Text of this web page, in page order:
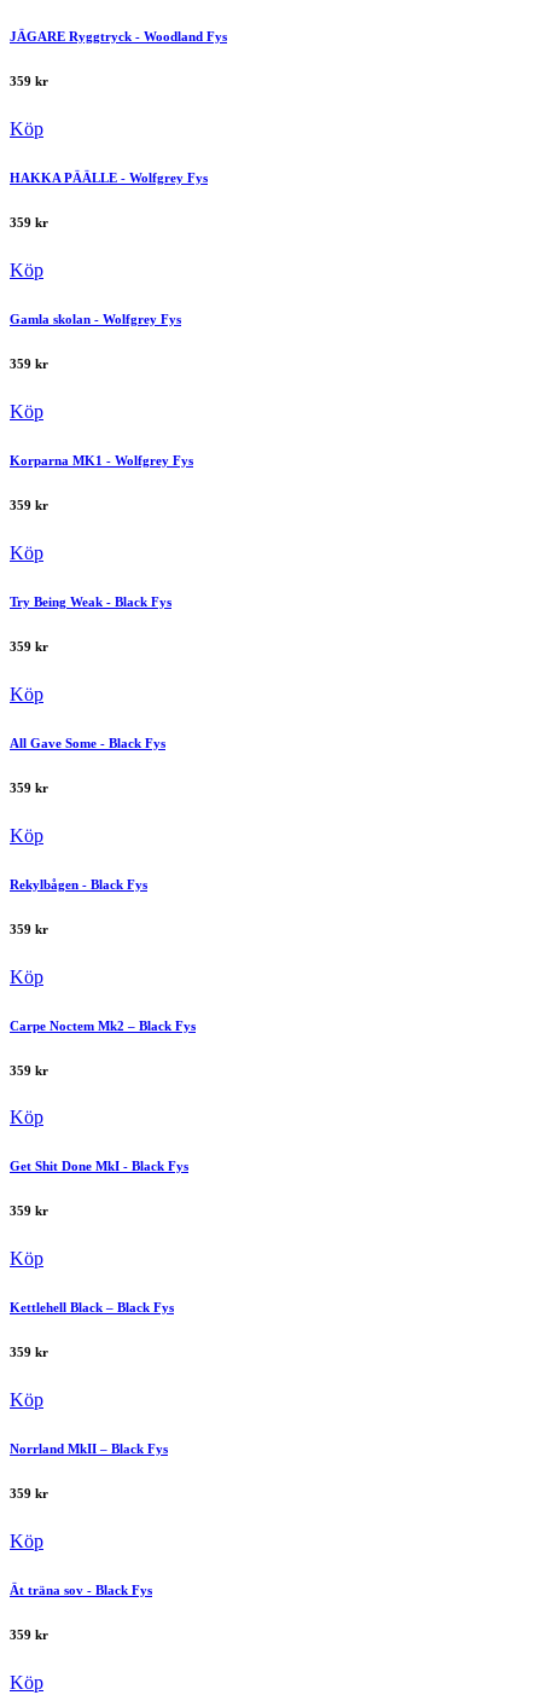
JÄGARE Ryggtryck - Woodland Fys
359 kr
Köp
HAKKA PÄÄLLE - Wolfgrey Fys
359 kr
Köp
Gamla skolan - Wolfgrey Fys
359 kr
Köp
Korparna MK1 - Wolfgrey Fys
359 kr
Köp
Try Being Weak - Black Fys
359 kr
Köp
All Gave Some - Black Fys
359 kr
Köp
Rekylbågen - Black Fys
359 kr
Köp
Carpe Noctem Mk2 – Black Fys
359 kr
Köp
Get Shit Done MkI - Black Fys
359 kr
Köp
Kettlehell Black – Black Fys
359 kr
Köp
Norrland MkII – Black Fys
359 kr
Köp
Ät träna sov - Black Fys
359 kr
Köp